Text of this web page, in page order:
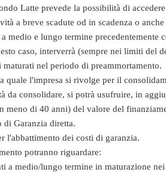
Latte prevede la possibilità di accedere
a breve scadute od in scadenza o
medio e lungo termine precedentemente
caso, interverrà (sempre nei limiti del
maturati nel periodo di preammortamento.
quale l'impresa si rivolge per il
da consolidare, si potrà usufruire, in
meno di 40 anni) del valore del
di Garanzia diretta.
l'abbattimento dei costi di garanzia.
potranno riguardare:
a medio/lungo termine in maturazione